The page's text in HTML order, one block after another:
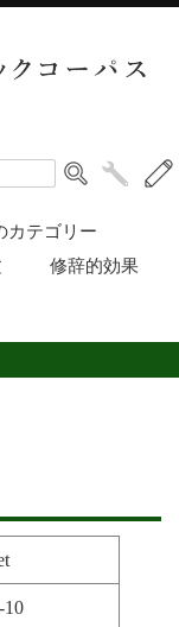
カテゴリー
修辞的効果
10